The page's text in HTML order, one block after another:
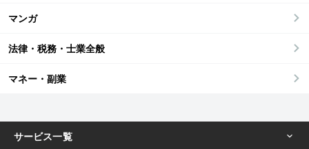
マンガ
法律・税務・士業全般
マネー・副業